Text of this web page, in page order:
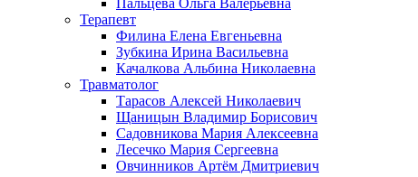
Пальцева Ольга Валерьевна
Терапевт
Филина Елена Евгеньевна
Зубкина Ирина Васильевна
Качалкова Альбина Николаевна
Травматолог
Тарасов Алексей Николаевич
Щаницын Владимир Борисович
Садовникова Мария Алексеевна
Лесечко Мария Сергеевна
Овчинников Артём Дмитриевич